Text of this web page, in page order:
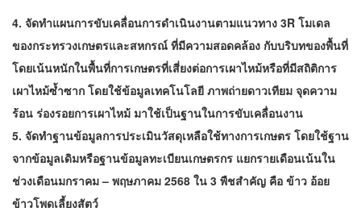
4. จัดทำแผนการขับเคลื่อนการดำเนินงานตามแนวทาง 3R โมเดล
ของกระทรวงเกษตรและสหกรณ์ ที่มีความสอดคล้อง กับบริบทของพื้นที่
โดยเน้นหนักในพื้นที่การเกษตรที่เสี่ยงต่อการเผาไหม้หรือที่มีสถิติการ
เผาไหม้ซ้ำซาก โดยใช้ข้อมูลเทคโนโลยี ภาพถ่ายดาวเทียม จุดความ
ร้อน ร่องรอยการเผาไหม้ มาใช้เป็นฐานในการขับเคลื่อนงาน
5. จัดทำฐานข้อมูลการประเมินวัสดุเหลือใช้ทางการเกษตร โดยใช้ฐาน
จากข้อมูลเดิมหรือฐานข้อมูลทะเบียนเกษตรกร แยกรายเดือนเน้นใน
ช่วงเดือนมกราคม – พฤษภาคม 2568 ใน 3 พืชสำคัญ คือ ข้าว อ้อย
ข้าวโพดเลี้ยงสัตว์